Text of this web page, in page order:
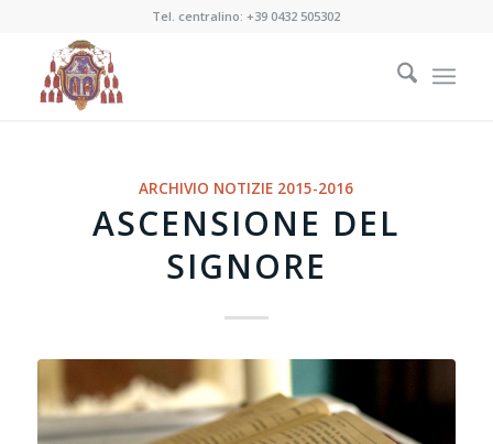
Tel. centralino:+39 0432 505302
ARCHIVIO NOTIZIE 2015-2016
ASCENSIONE DEL
SIGNORE